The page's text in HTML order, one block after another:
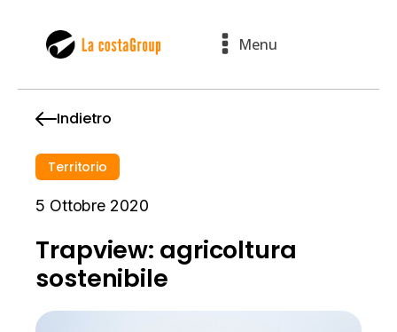
Menu
Indietro
Territorio
5 Ottobre 2020
Trapview: agricoltura
sostenibile